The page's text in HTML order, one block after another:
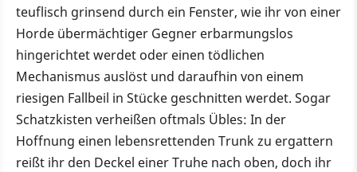
teuflisch grinsend durch ein Fenster, wie ihr von einer
Horde übermächtiger Gegner erbarmungslos
hingerichtet werdet oder einen tödlichen
Mechanismus auslöst und daraufhin von einem
riesigen Fallbeil in Stücke geschnitten werdet. Sogar
Schatzkisten verheißen oftmals Übles: In der
Hoffnung einen lebensrettenden Trunk zu ergattern
reißt ihr den Deckel einer Truhe nach oben, doch ihr